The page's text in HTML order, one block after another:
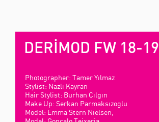
DERİMOD FW 18-19
Photographer: Tamer Yılmaz
Stylist: Nazlı Kayran
Hair Stylist: Burhan Çılgın
Make Up: Serkan Parmaksızoglu
Model: Emma Stern Nielsen,